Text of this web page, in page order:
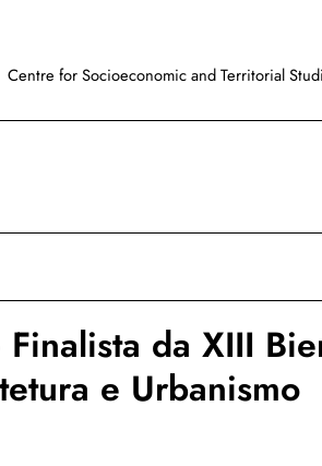
Centre for Socioeconomic and Territorial
da XIII
e Urbanismo